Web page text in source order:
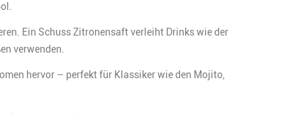
Ein Schuss Zitronensaft verleiht Drinks wie der
verwenden.
hervor – perfekt für Klassiker wie den Mojito,